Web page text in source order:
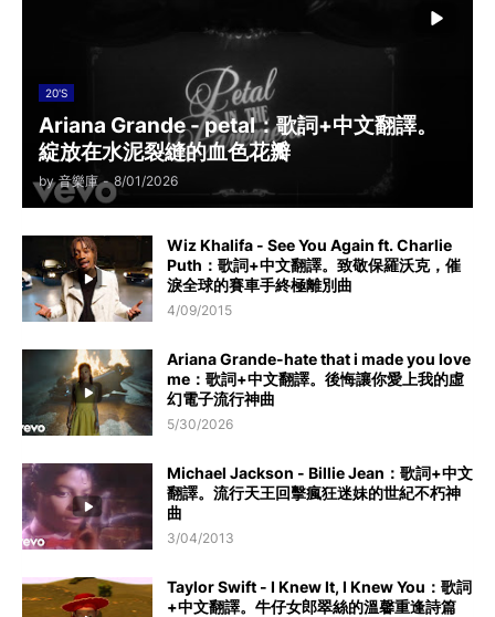
20'S
Ariana Grande - petal：歌詞+中文翻譯。
綻放在水泥裂縫的血色花瓣
by 音樂庫 - 8/01/2026
Wiz Khalifa - See You Again ft. Charlie
Puth：歌詞+中文翻譯。致敬保羅沃克，催
淚全球的賽車手終極離別曲
4/09/2015
Ariana Grande-hate that i made you love
me：歌詞+中文翻譯。後悔讓你愛上我的虛
幻電子流行神曲
5/30/2026
Michael Jackson - Billie Jean：歌詞+中文
翻譯。流行天王回擊瘋狂迷妹的世紀不朽神
曲
3/04/2013
Taylor Swift - I Knew It, I Knew You：歌詞
+中文翻譯。牛仔女郎翠絲的溫馨重逢詩篇